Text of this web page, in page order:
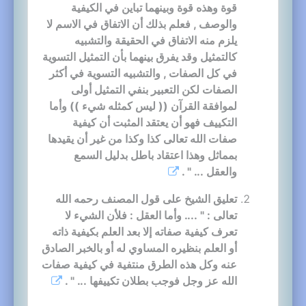
قوة وهذه قوة وبينهما تباين في الكيفية
والوصف , فعلم بذلك أن الاتفاق في الاسم لا
يلزم منه الاتفاق في الحقيقة والتشبيه
كالتمثيل وقد يفرق بينهما بأن التمثيل التسوية
في كل الصفات , والتشبيه التسوية في أكثر
الصفات لكن التعبير بنفي التمثيل أولى
لموافقة القرآن (( ليس كمثله شيء )) وأما
التكييف فهو أن يعتقد المثبت أن كيفية
صفات الله تعالى كذا وكذا من غير أن يقيدها
بمماثل وهذا اعتقاد باطل بدليل السمع
والعقل ... " .
تعليق الشيخ على قول المصنف رحمه الله
تعالى : " .... وأما العقل : فلأن الشيء لا
تعرف كيفية صفاته إلا بعد العلم بكيفية ذاته
أو العلم بنظيره المساوي له أو بالخبر الصادق
عنه وكل هذه الطرق منتفية في كيفية صفات
الله عز وجل فوجب بطلان تكييفها ... " .